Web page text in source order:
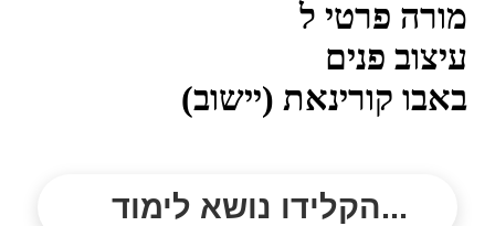
מורה פרטי ל
עיצוב פנים
באבו קורינאת (יישוב)
הקלידו נושא לימוד...